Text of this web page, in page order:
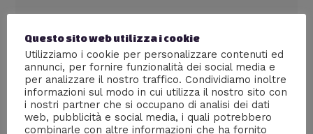
← Media precedente
Questo sito web utilizza i cookie
Utilizziamo i cookie per personalizzare contenuti ed
annunci, per fornire funzionalità dei social media e
per analizzare il nostro traffico. Condividiamo inoltre
informazioni sul modo in cui utilizza il nostro sito con
i nostri partner che si occupano di analisi dei dati
web, pubblicità e social media, i quali potrebbero
combinarle con altre informazioni che ha fornito